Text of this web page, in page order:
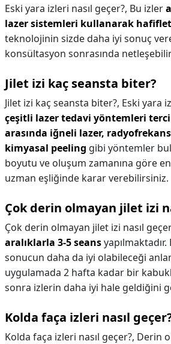
Eski yara izleri nasıl geçer?, Bu izler
lazer sistemleri kullanarak
teknolojinin sizde daha iyi sonuç
konsültasyon sonrasında
Jilet izi kaç seansta biter?
Jilet izi kaç seansta biter?, Eski yara
çeşitli lazer tedavi yöntemleri
arasında iğneli lazer,
kimyasal peeling gibi yöntemler
boyutu ve oluşum zamanına göre
uzman eşliğinde karar verebilirsiniz.
Çok derin olmayan jilet izi
Çok derin olmayan jilet izi nasıl
aralıklarla 3-5 seansyapılmaktadır.
sonucun daha da iyi olabileceği
uygulamada 2 hafta kadar bir
sonra izlerin daha iyi hale geldiğini
Kolda faça izleri nasıl
Kolda faça izleri nasıl geçer?, Derin